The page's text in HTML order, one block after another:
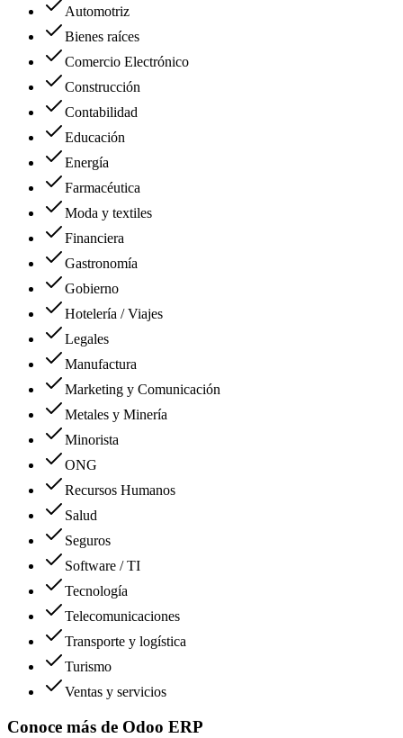
Automotriz
Bienes raíces
Comercio Electrónico
Construcción
Contabilidad
Educación
Energía
Farmacéutica
Moda y textiles
Financiera
Gastronomía
Gobierno
Hotelería / Viajes
Legales
Manufactura
Marketing y Comunicación
Metales y Minería
Minorista
ONG
Recursos Humanos
Salud
Seguros
Software / TI
Tecnología
Telecomunicaciones
Transporte y logística
Turismo
Ventas y servicios
Conoce más de Odoo ERP